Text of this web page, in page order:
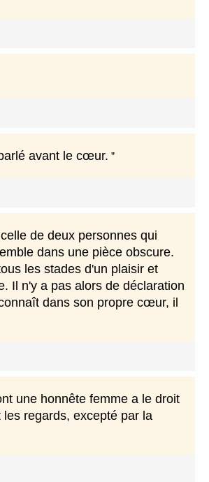
avant le cœur.
de deux personnes qui
dans une pièce obscure.
les stades d'un plaisir et
Il n'y a pas alors de déclaration
dans son propre cœur, il
une honnête femme a le droit
regards, excepté par la